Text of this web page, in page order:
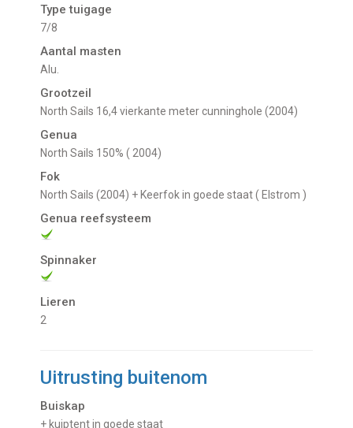
Type tuigage
7/8
Aantal masten
Alu.
Grootzeil
North Sails 16,4 vierkante meter cunninghole (2004)
Genua
North Sails 150% ( 2004)
Fok
North Sails (2004) + Keerfok in goede staat ( Elstrom )
Genua reefsysteem
Spinnaker
Lieren
2
Uitrusting buitenom
Buiskap
+ kuiptent in goede staat